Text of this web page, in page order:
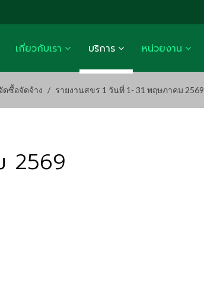
เกี่ยวกับเรา บริการ หน่วยงาน
ดซื้อจัดจ้าง รายงานสขร 1 วันที่ 1- 31 พฤษภาคม 2569
2569